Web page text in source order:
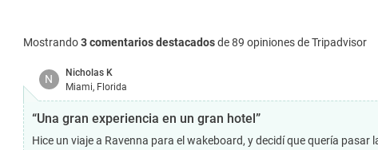
Mostrando3 comentarios destacadosde 89 opiniones de Tripadvisor
N
Nicholas K
Miami, Florida
“Una gran experiencia en un gran hotel”
Hice un viaje a Ravenna para el wakeboard, y decidí que quería